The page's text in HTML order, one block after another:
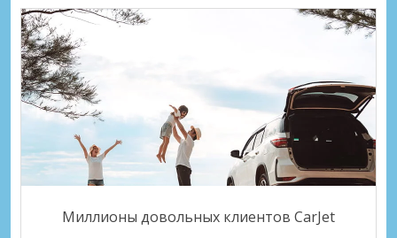
Миллионы довольных клиентов CarJet